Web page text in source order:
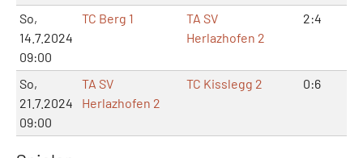
So,
14.7.2024
09:00
TC Berg 1
TA SV
Herlazhofen 2
2:4
So,
21.7.2024
09:00
TA SV
Herlazhofen 2
TC Kisslegg 2 0:6